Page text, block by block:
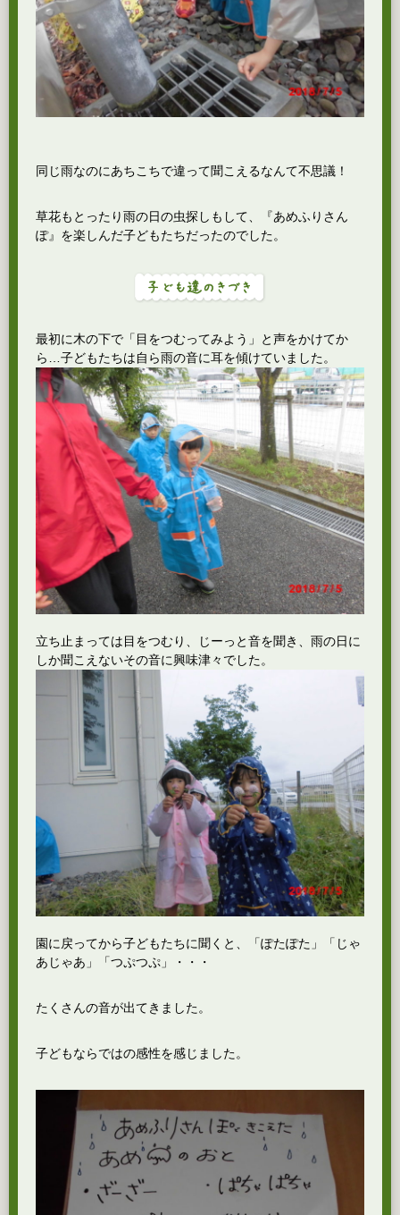
同じ雨なのにあちこちで違って聞こえるなんて不思議！
草花もとったり雨の日の虫探しもして、『あめふりさん
ぽ』を楽しんだ子どもたちだったのでした。
最初に木の下で「目をつむってみよう」と声をかけてか
ら…子どもたちは自ら雨の音に耳を傾けていました。
立ち止まっては目をつむり、じーっと音を聞き、雨の日に
しか聞こえないその音に興味津々でした。
園に戻ってから子どもたちに聞くと、「ぽたぽた」「じゃ
あじゃあ」「つぷつぷ」・・・
たくさんの音が出てきました。
子どもならではの感性を感じました。